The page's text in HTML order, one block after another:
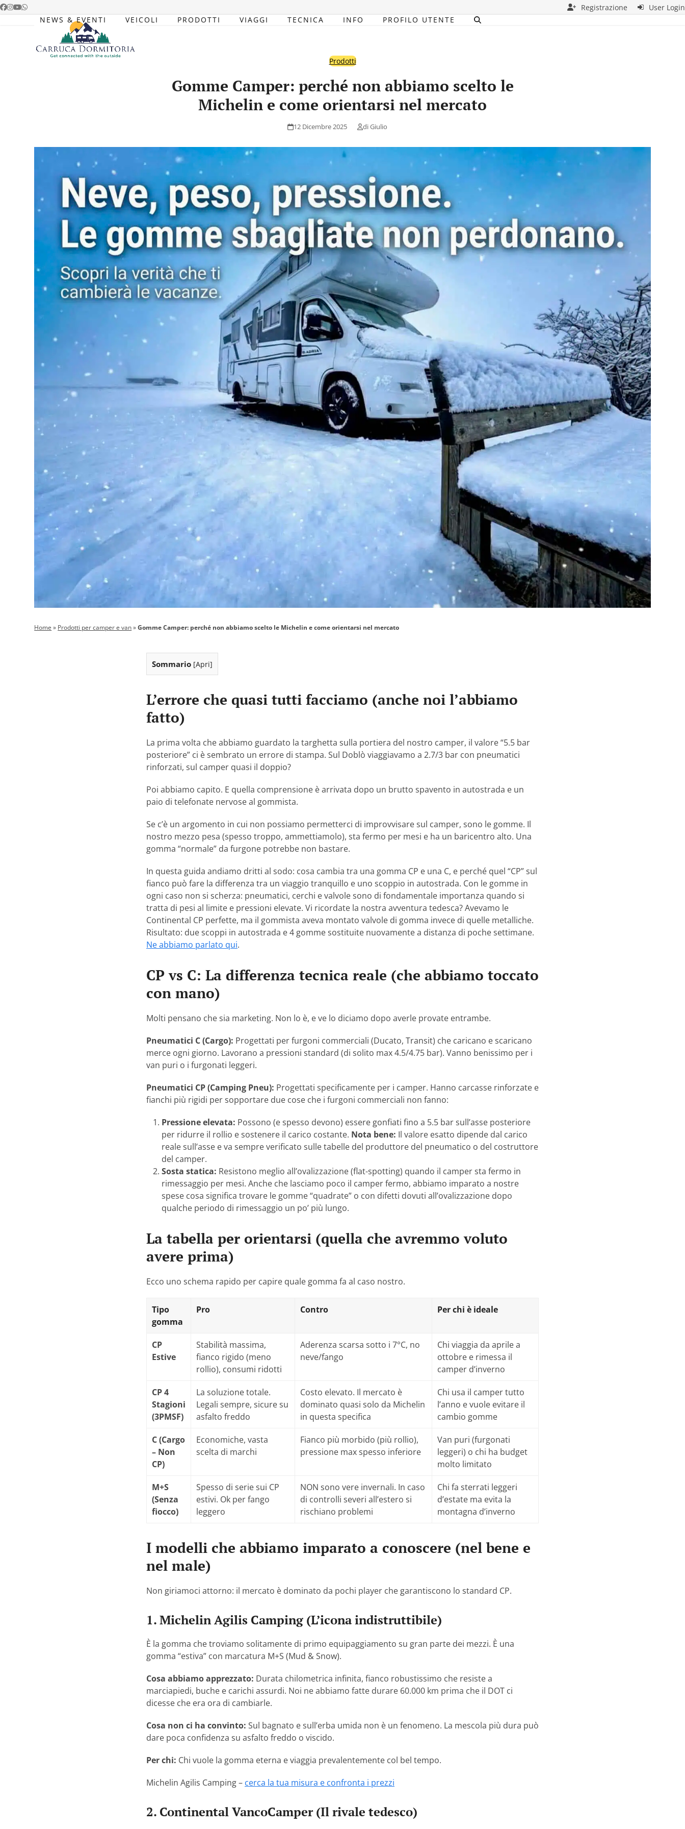
Skip
Facebook
Instagram
YouTube
Whatsapp Registrazione
User Login
NEWS & EVENTI
VEICOLI PRODOTTI VIAGGI TECNICA INFO PROFILO UTENTE
Prodotti
Gomme Camper: perché non abbiamo scelto le
Michelin e come orientarsi nel mercato
12 Dicembre 2025 diGiulio
Home » Prodotti per camper e van»Gomme Camper: perché non abbiamo scelto le Michelin e come orientarsi nel mercato
Sommario [Apri]
L’errore che quasi tutti facciamo (anche noi l’abbiamo
fatto)
La prima volta che abbiamo guardato la targhetta sulla portiera del nostro camper, il valore “5.5 bar
posteriore” ci è sembrato un errore di stampa. Sul Doblò viaggiavamo a 2.7/3 bar con pneumatici
rinforzati, sul camper quasi il doppio?
Poi abbiamo capito. E quella comprensione è arrivata dopo un brutto spavento in autostrada e un
paio di telefonate nervose al gommista.
Se c’è un argomento in cui non possiamo permetterci di improvvisare sul camper, sono le gomme. Il
nostro mezzo pesa (spesso troppo, ammettiamolo), sta fermo per mesi e ha un baricentro alto. Una
gomma “normale” da furgone potrebbe non bastare.
In questa guida andiamo dritti al sodo: cosa cambia tra una gomma CP e una C, e perché quel “CP” sul
fianco può fare la differenza tra un viaggio tranquillo e uno scoppio in autostrada. Con le gomme in
ogni caso non si scherza: pneumatici, cerchi e valvole sono di fondamentale importanza quando si
tratta di pesi al limite e pressioni elevate. Vi ricordate la nostra avventura tedesca? Avevamo le
Continental CP perfette, ma il gommista aveva montato valvole di gomma invece di quelle metalliche.
Risultato: due scoppi in autostrada e 4 gomme sostituite nuovamente a distanza di poche settimane.
Ne abbiamo parlato qui.
CP vs C: La differenza tecnica reale (che abbiamo toccato
con mano)
Molti pensano che sia marketing. Non lo è, e ve lo diciamo dopo averle provate entrambe.
Pneumatici C (Cargo): Progettati per furgoni commerciali (Ducato, Transit) che caricano e scaricano
merce ogni giorno. Lavorano a pressioni standard (di solito max 4.5/4.75 bar). Vanno benissimo per i
van puri o i furgonati leggeri.
Pneumatici CP (Camping Pneu): Progettati specificamente per i camper. Hanno carcasse rinforzate e
fianchi più rigidi per sopportare due cose che i furgoni commerciali non fanno:
Pressione elevata: Possono (e spesso devono) essere gonfiati fino a 5.5 bar sull’asse posteriore
per ridurre il rollio e sostenere il carico costante. Nota bene: Il valore esatto dipende dal carico
reale sull’asse e va sempre verificato sulle tabelle del produttore del pneumatico o del costruttore
del camper.
Sosta statica: Resistono meglio all’ovalizzazione (flat-spotting) quando il camper sta fermo in
rimessaggio per mesi. Anche che lasciamo poco il camper fermo, abbiamo imparato a nostre
spese cosa significa trovare le gomme “quadrate” o con difetti dovuti all’ovalizzazione dopo
qualche periodo di rimessaggio un po’ più lungo.
La tabella per orientarsi (quella che avremmo voluto
avere prima)
Ecco uno schema rapido per capire quale gomma fa al caso nostro.
Tipo
gomma
Pro Contro Per chi è ideale
CP
Estive
Stabilità massima,
fianco rigido (meno
rollio), consumi ridotti
Aderenza scarsa sotto i 7°C, no
neve/fango
Chi viaggia da aprile a
ottobre e rimessa il
camper d’inverno
CP 4
Stagioni
(3PMSF)
La soluzione totale.
Legali sempre, sicure su
asfalto freddo
Costo elevato. Il mercato è
dominato quasi solo da Michelin
in questa specifica
Chi usa il camper tutto
l’anno e vuole evitare il
cambio gomme
C (Cargo
– Non
CP)
Economiche, vasta
scelta di marchi
Fianco più morbido (più rollio),
pressione max spesso inferiore
Van puri (furgonati
leggeri) o chi ha budget
molto limitato
M+S
(Senza
fiocco)
Spesso di serie sui CP
estivi. Ok per fango
leggero
NON sono vere invernali. In caso
di controlli severi all’estero si
rischiano problemi
Chi fa sterrati leggeri
d’estate ma evita la
montagna d’inverno
I modelli che abbiamo imparato a conoscere (nel bene e
nel male)
Non giriamoci attorno: il mercato è dominato da pochi player che garantiscono lo standard CP.
1. Michelin Agilis Camping (L’icona indistruttibile)
È la gomma che troviamo solitamente di primo equipaggiamento su gran parte dei mezzi. È una
gomma “estiva” con marcatura M+S (Mud & Snow).
Cosa abbiamo apprezzato: Durata chilometrica infinita, fianco robustissimo che resiste a
marciapiedi, buche e carichi assurdi. Noi ne abbiamo fatte durare 60.000 km prima che il DOT ci
dicesse che era ora di cambiarle.
Cosa non ci ha convinto: Sul bagnato e sull’erba umida non è un fenomeno. La mescola più dura può
dare poca confidenza su asfalto freddo o viscido.
Per chi: Chi vuole la gomma eterna e viaggia prevalentemente col bel tempo.
Michelin Agilis Camping – cerca la tua misura e confronta i prezzi
2. Continental VancoCamper (Il rivale tedesco)